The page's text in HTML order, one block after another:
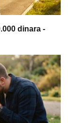
dinara -